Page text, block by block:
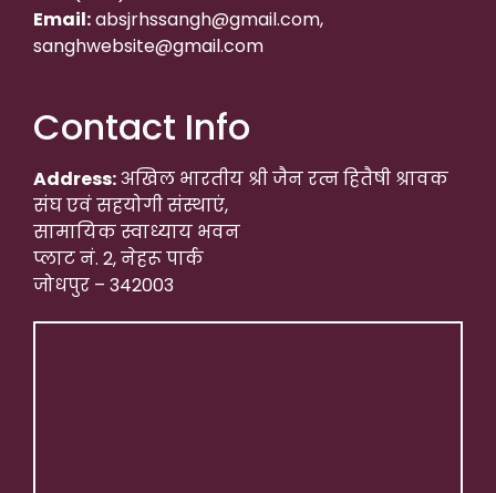
Email:absjrhssangh@gmail.com,
sanghwebsite@gmail.com
Contact Info
Address:अखिल भारतीय श्री जैन रत्न हितैषी श्रावक
संघ एवं सहयोगी संस्थाएं,
सामायिक स्वाध्याय भवन
प्लाट नं. 2, नेहरू पार्क
जोधपुर – 342003